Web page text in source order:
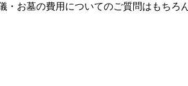
お墓の費用についてのご質問はもちろ